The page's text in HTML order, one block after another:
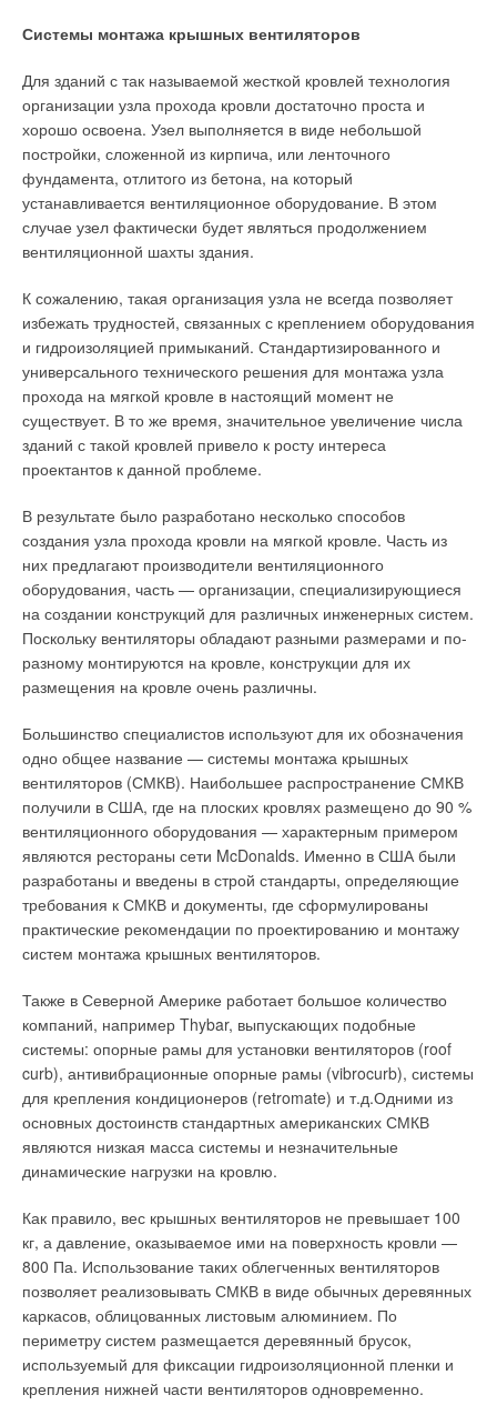
Системы монтажа крышных вентиляторов
Для зданий с так называемой жесткой кровлей технология
организации узла прохода кровли достаточно проста и
хорошо освоена. Узел выполняется в виде небольшой
постройки, сложенной из кирпича, или ленточного
фундамента, отлитого из бетона, на который
устанавливается вентиляционное оборудование. В этом
случае узел фактически будет являться продолжением
вентиляционной шахты здания.
К сожалению, такая организация узла не всегда позволяет
избежать трудностей, связанных с креплением оборудования
и гидроизоляцией примыканий. Стандартизированного и
универсального технического решения для монтажа узла
прохода на мягкой кровле в настоящий момент не
существует. В то же время, значительное увеличение числа
зданий с такой кровлей привело к росту интереса
проектантов к данной проблеме.
В результате было разработано несколько способов
создания узла прохода кровли на мягкой кровле. Часть из
них предлагают производители вентиляционного
оборудования, часть — организации, специализирующиеся
на создании конструкций для различных инженерных систем.
Поскольку вентиляторы обладают разными размерами и по-
разному монтируются на кровле, конструкции для их
размещения на кровле очень различны.
Большинство специалистов используют для их обозначения
одно общее название — системы монтажа крышных
вентиляторов (СМКВ). Наибольшее распространение СМКВ
получили в США, где на плоских кровлях размещено до 90 %
вентиляционного оборудования — характерным примером
являются рестораны сети McDonalds. Именно в США были
разработаны и введены в строй стандарты, определяющие
требования к СМКВ и документы, где сформулированы
практические рекомендации по проектированию и монтажу
систем монтажа крышных вентиляторов.
Также в Северной Америке работает большое количество
компаний, например Thybar, выпускающих подобные
системы: опорные рамы для установки вентиляторов (roof
curb), антивибрационные опорные рамы (vibrocurb), системы
для крепления кондиционеров (retromate) и т.д.Одними из
основных достоинств стандартных американских СМКВ
являются низкая масса системы и незначительные
динамические нагрузки на кровлю.
Как правило, вес крышных вентиляторов не превышает 100
кг, а давление, оказываемое ими на поверхность кровли —
800 Па. Использование таких облегченных вентиляторов
позволяет реализовывать СМКВ в виде обычных деревянных
каркасов, облицованных листовым алюминием. По
периметру систем размещается деревянный брусок,
используемый для фиксации гидроизоляционной пленки и
крепления нижней части вентиляторов одновременно.